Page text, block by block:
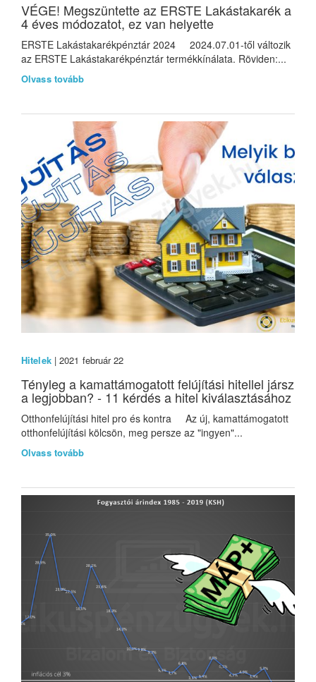
VÉGE! Megszüntette az ERSTE Lakástakarék a
4 éves módozatot, ez van helyette
ERSTE Lakástakarékpénztár 2024 2024.07.01-től változik
az ERSTE Lakástakarékpénztár termékkínálata. Röviden:...
Olvass tovább
Hitelek| 2021 február 22
Tényleg a kamattámogatott felújítási hitellel jársz
a legjobban? - 11 kérdés a hitel kiválasztásához
Otthonfelújítási hitel pro és kontra Az új, kamattámogatott
otthonfelújítási kölcsön, meg persze az "ingyen"...
Olvass tovább